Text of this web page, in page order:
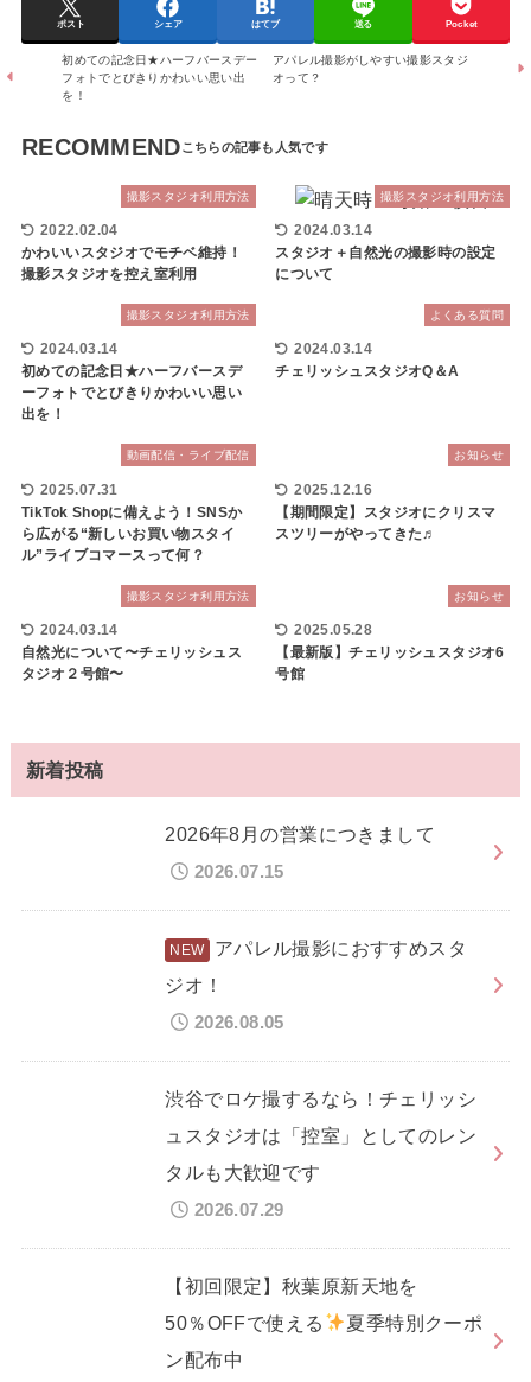
ポスト シェア はてブ 送る Pocket
初めての記念日★ハーフバースデー
フォトでとびきりかわいい思い出
を！
アパレル撮影がしやすい撮影スタジ
オって？
RECOMMEND
撮影スタジオ利用方法
2022.02.04
かわいいスタジオでモチベ維持！
撮影スタジオを控え室利用
撮影スタジオ利用方法
2024.03.14
スタジオ＋自然光の撮影時の設定
について
撮影スタジオ利用方法
2024.03.14
初めての記念日★ハーフバースデ
ーフォトでとびきりかわいい思い
出を！
よくある質問
2024.03.14
チェリッシュスタジオQ＆A
動画配信・ライブ配信
2025.07.31
TikTok Shopに備えよう！SNSか
ら広がる“新しいお買い物スタイ
ル”ライブコマースって何？
お知らせ
2025.12.16
【期間限定】スタジオにクリスマ
スツリーがやってきた♬
撮影スタジオ利用方法
2024.03.14
自然光について〜チェリッシュス
タジオ２号館〜
お知らせ
2025.05.28
【最新版】チェリッシュスタジオ6
号館
新着投稿
2026年8月の営業につきまして
2026.07.15
アパレル撮影におすすめスタ
ジオ！
2026.08.05
渋谷でロケ撮するなら！チェリッシ
ュスタジオは「控室」としてのレン
タルも大歓迎です
2026.07.29
【初回限定】秋葉原新天地を
50％OFFで使える
夏季特別クーポ
ン配布中